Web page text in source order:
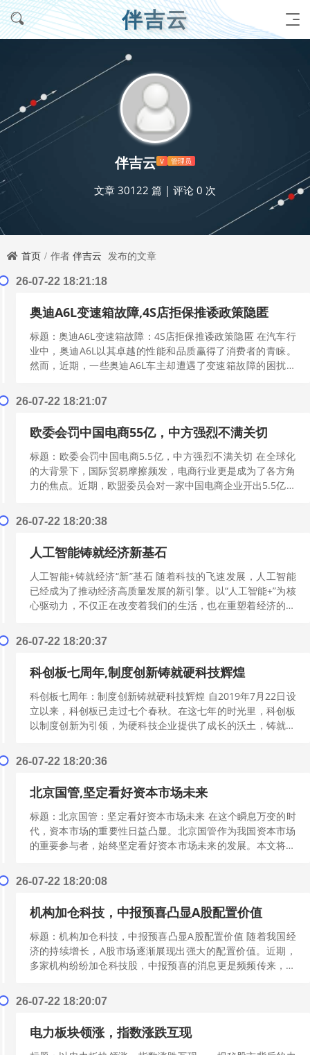
伴吉云
伴吉云 V 管理员
文章 30122 篇 | 评论 0 次
首页 作者 伴吉云 发布的文章
26-07-22 18:21:18
奥迪A6L变速箱故障,4S店拒保推诿政策隐匿
标题：奥迪A6L变速箱故障：4S店拒保推诿政策隐匿 在汽车行
业中，奥迪A6L以其卓越的性能和品质赢得了消费者的青睐。
然而，近期，一些奥迪A6L车主却遭遇了变速箱故障的困扰，
26-07-22 18:21:07
欧委会罚中国电商55亿，中方强烈不满关切
标题：欧委会罚中国电商5.5亿，中方强烈不满关切 在全球化
的大背景下，国际贸易摩擦频发，电商行业更是成为了各方角
力的焦点。近期，欧盟委员会对一家中国电商企业开出5.5亿欧
26-07-22 18:20:38
人工智能铸就经济新基石
人工智能+铸就经济“新”基石 随着科技的飞速发展，人工智能
已经成为了推动经济高质量发展的新引擎。以“人工智能+”为核
心驱动力，不仅正在改变着我们的生活，也在重塑着经济的未
26-07-22 18:20:37
科创板七周年,制度创新铸就硬科技辉煌
科创板七周年：制度创新铸就硬科技辉煌 自2019年7月22日设
立以来，科创板已走过七个春秋。在这七年的时光里，科创板
以制度创新为引领，为硬科技企业提供了成长的沃土，铸就了
26-07-22 18:20:36
北京国管,坚定看好资本市场未来
标题：北京国管：坚定看好资本市场未来 在这个瞬息万变的时
代，资本市场的重要性日益凸显。北京国管作为我国资本市场
的重要参与者，始终坚定看好资本市场未来的发展。本文将从
26-07-22 18:20:08
机构加仓科技，中报预喜凸显A股配置价值
标题：机构加仓科技，中报预喜凸显A股配置价值 随着我国经
济的持续增长，A股市场逐渐展现出强大的配置价值。近期，
多家机构纷纷加仓科技股，中报预喜的消息更是频频传来，凸
26-07-22 18:20:07
电力板块领涨，指数涨跌互现